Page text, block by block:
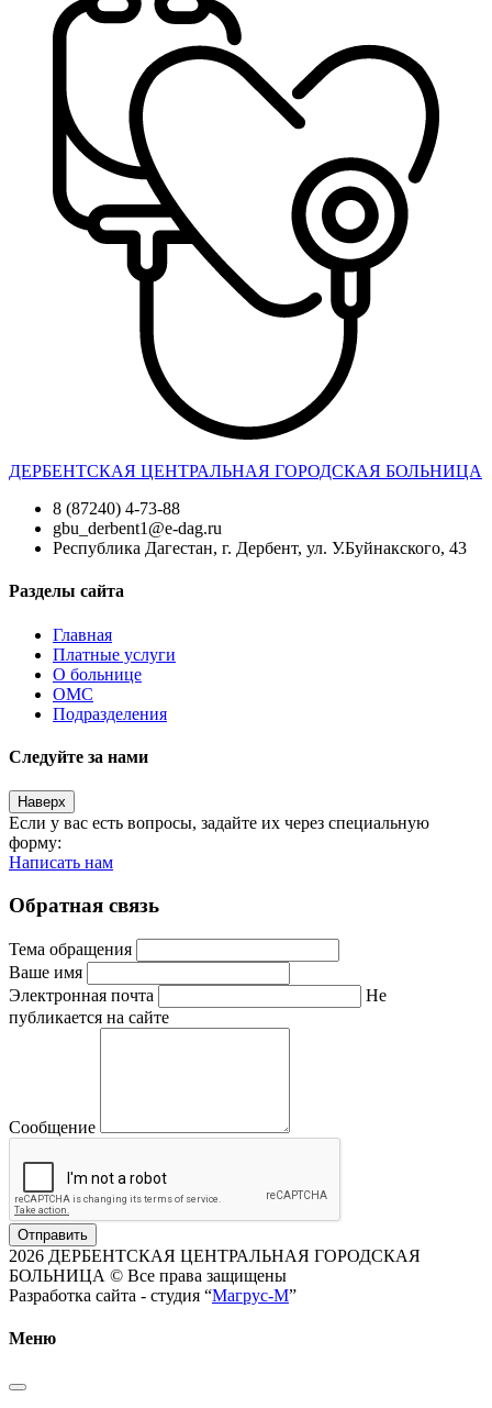
ДЕРБЕНТСКАЯ ЦЕНТРАЛЬНАЯ ГОРОДСКАЯ БОЛЬНИЦА
8 (87240) 4-73-88
gbu_derbent1@e-dag.ru
Республика Дагестан, г. Дербент, ул. У.Буйнакского, 43
Разделы сайта
Главная
Платные услуги
О больнице
ОМС
Подразделения
Следуйте за нами
Наверх
Если у вас есть вопросы, задайте их через специальную
форму:
Написать нам
Обратная связь
Тема обращения
Ваше имя
Электронная почта
Не
публикается на сайте
Сообщение
Отправить
2026 ДЕРБЕНТСКАЯ ЦЕНТРАЛЬНАЯ ГОРОДСКАЯ
БОЛЬНИЦА © Все права защищены
Разработка сайта - студия “Магрус-М”
Меню